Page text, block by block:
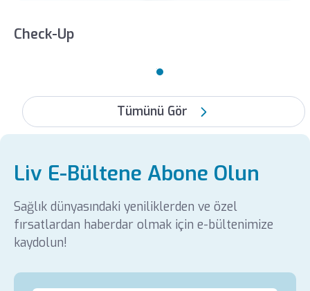
Check-Up
Tümünü Gör
Liv E-Bültene Abone Olun
Sağlık dünyasındaki yeniliklerden ve özel
fırsatlardan haberdar olmak için e-bültenimize
kaydolun!